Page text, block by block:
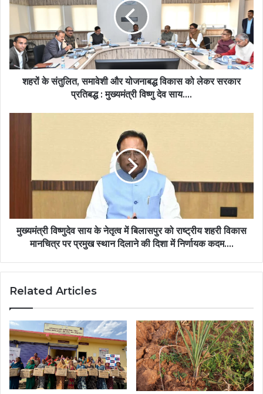
समावेशी
योजनाबद्ध
विकास
को
लेकर
सरकारशहरों के संतुलित, समावेशी और योजनाबद्ध विकास को लेकर सरकार
प्रतिबद्ध : मुख्यमंत्री विष्णु देव साय….
बिलासपुर
राष्ट्रीय
शहरी
पर
स्थान
दिशा
में
निर्णायक
कदम….
मुख्यमंत्री विष्णुदेव साय के नेतृत्व में बिलासपुर को राष्ट्रीय शहरी विकास
मानचित्र पर प्रमुख स्थान दिलाने की दिशा में निर्णायक कदम….
Related Articles